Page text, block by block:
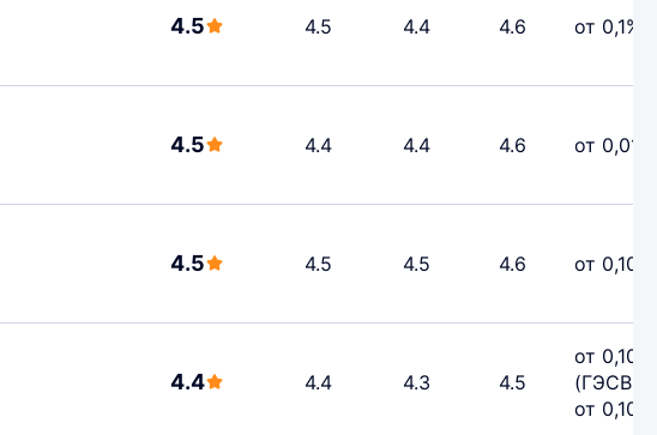
4.5 4.5 4.4 4.6 от 0,1%
4.5 4.4 4.4 4.6 от 0,01%
4.5 4.5 4.5 4.6 от 0,10%
4.4 4.4 4.3 4.5
от 0,10%
(ГЭСВ —
от 0,10%)